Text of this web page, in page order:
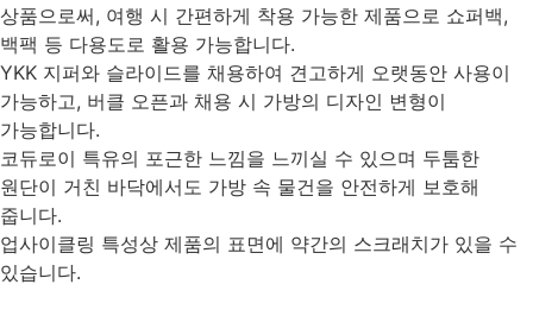
상품으로써, 여행 시 간편하게 착용 가능한 제품으로 쇼퍼백,
백팩 등 다용도로 활용 가능합니다.
YKK 지퍼와 슬라이드를 채용하여 견고하게 오랫동안 사용이
가능하고, 버클 오픈과 채용 시 가방의 디자인 변형이
가능합니다.
코듀로이 특유의 포근한 느낌을 느끼실 수 있으며 두툼한
원단이 거친 바닥에서도 가방 속 물건을 안전하게 보호해
줍니다.
업사이클링 특성상 제품의 표면에 약간의 스크래치가 있을 수
있습니다.